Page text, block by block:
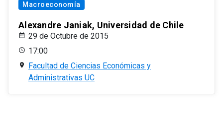
Macroeconomía
Alexandre Janiak, Universidad de Chile
29 de Octubre de 2015
17:00
Facultad de Ciencias Económicas y
Administrativas UC